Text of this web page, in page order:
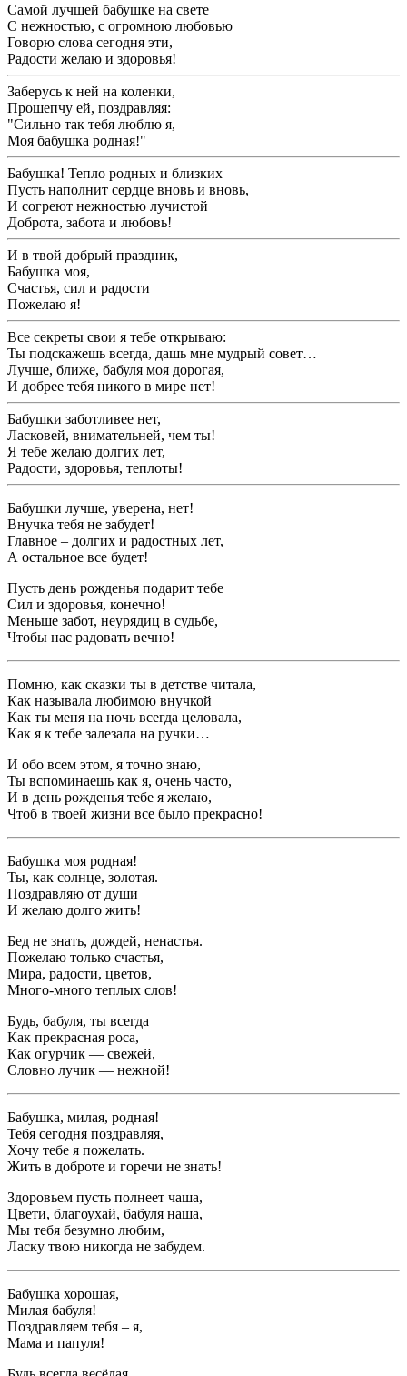
Самой лучшей бабушке на свете
С нежностью, с огромною любовью
Говорю слова сегодня эти,
Радости желаю и здоровья!
Заберусь к ней на коленки,
Прошепчу ей, поздравляя:
"Сильно так тебя люблю я,
Моя бабушка родная!"
Бабушка! Тепло родных и близких
Пусть наполнит сердце вновь и вновь,
И согреют нежностью лучистой
Доброта, забота и любовь!
И в твой добрый праздник,
Бабушка моя,
Счастья, сил и радости
Пожелаю я!
Все секреты свои я тебе открываю:
Ты подскажешь всегда, дашь мне мудрый совет…
Лучше, ближе, бабуля моя дорогая,
И добрее тебя никого в мире нет!
Бабушки заботливее нет,
Ласковей, внимательней, чем ты!
Я тебе желаю долгих лет,
Радости, здоровья, теплоты!
Бабушки лучше, уверена, нет!
Внучка тебя не забудет!
Главное – долгих и радостных лет,
А остальное все будет!
Пусть день рожденья подарит тебе
Сил и здоровья, конечно!
Меньше забот, неурядиц в судьбе,
Чтобы нас радовать вечно!
Помню, как сказки ты в детстве читала,
Как называла любимою внучкой
Как ты меня на ночь всегда целовала,
Как я к тебе залезала на ручки…
И обо всем этом, я точно знаю,
Ты вспоминаешь как я, очень часто,
И в день рожденья тебе я желаю,
Чтоб в твоей жизни все было прекрасно!
Бабушка моя родная!
Ты, как солнце, золотая.
Поздравляю от души
И желаю долго жить!
Бед не знать, дождей, ненастья.
Пожелаю только счастья,
Мира, радости, цветов,
Много-много теплых слов!
Будь, бабуля, ты всегда
Как прекрасная роса,
Как огурчик — свежей,
Словно лучик — нежной!
Бабушка, милая, родная!
Тебя сегодня поздравляя,
Хочу тебе я пожелать.
Жить в доброте и горечи не знать!
Здоровьем пусть полнеет чаша,
Цвети, благоухай, бабуля наша,
Мы тебя безумно любим,
Ласку твою никогда не забудем.
Бабушка хорошая,
Милая бабуля!
Поздравляем тебя – я,
Мама и папуля!